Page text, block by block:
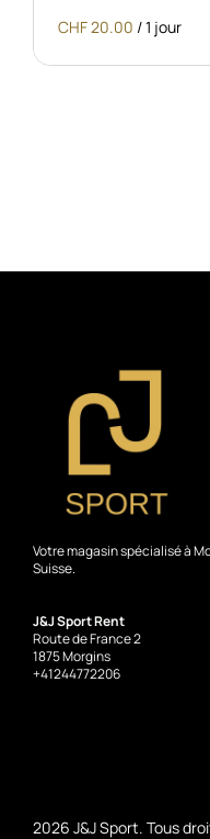
/
Votre magasin spécialisé à
Suisse.
J&J Sport Rent
Route de France 2
1875 Morgins
+41244772206
2026 J&J Sport. Tous